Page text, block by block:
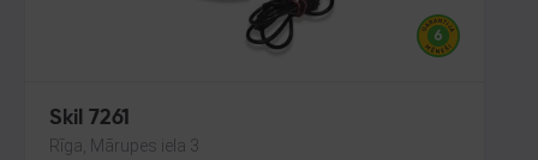
Skil 7261
Rīga, Mārupes iela 3